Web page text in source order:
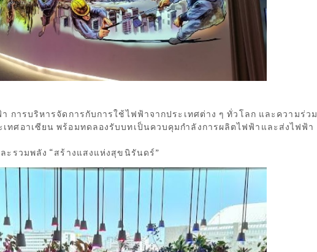
การบริหารจัดการกับการใช้ไฟฟ้าจากประเทศต่าง ๆ ทั่วโลก และความร่วม
ทศอาเซียน พร้อมทดลองรับบทเป็นควบคุมกำลังการผลิตไฟฟ้าและส่งไฟฟ้า
ะรวมพลัง “สร้างแสงแห่งสุขนิรันดร์”